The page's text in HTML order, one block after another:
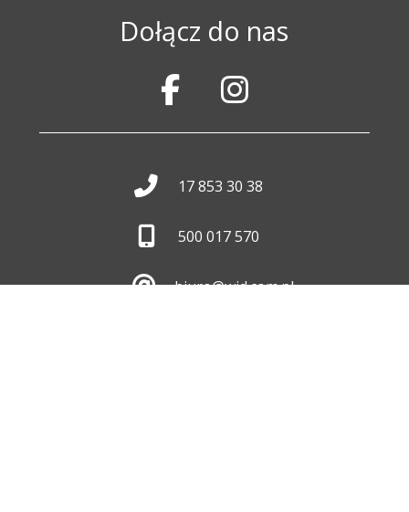
Dołącz do nas
17 853 30 38
500 017 570
biuro@wid.com.pl